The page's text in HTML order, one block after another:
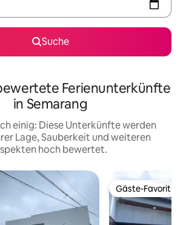
Suche
Ferienunterkünfte
in Semarang
einig: Diese Unterkünfte werden
Lage, Sauberkeit und weiteren
hoch bewertet.
Gäste-Favorit
Gäste-Favorit